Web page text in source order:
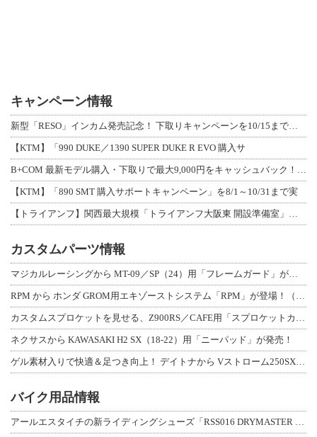
キャンペーン情報
【KTM】「990 DUKE／1390 SUPER DUKE R EVO 購入サ
【KTM】「890 SMT 購入サポートキャンペーン」を8/1～10/31まで実
カスタムパーツ情報
ネクサスから KAWASAKI H2 SX（18-22）用「ニーパッド」が発売！
バイク用品情報